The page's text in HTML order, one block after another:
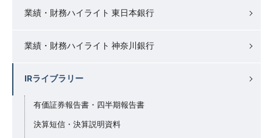
業績・財務ハイライト 東日本銀行
業績・財務ハイライト 神奈川銀行
IRライブラリー
有価証券報告書・四半期報告書
決算短信・決算説明資料